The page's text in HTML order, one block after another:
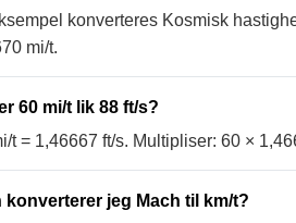
konverteres Kosmisk
mi/t.
60 mi/t lik 88 ft/s?
t = 1,46667 ft/s. Multipliser: 60 ×
konverterer jeg Mach til km/t?